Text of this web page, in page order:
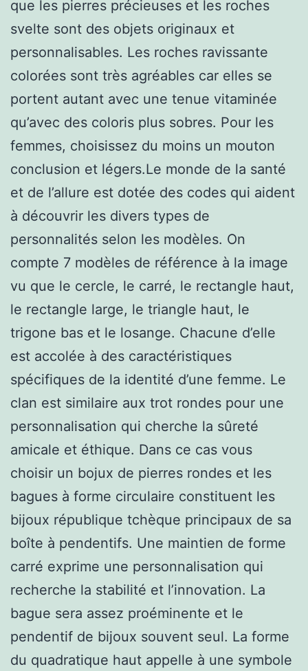
que les pierres précieuses et les roches
svelte sont des objets originaux et
personnalisables. Les roches ravissante
colorées sont très agréables car elles se
portent autant avec une tenue vitaminée
qu’avec des coloris plus sobres. Pour les
femmes, choisissez du moins un mouton
conclusion et légers.Le monde de la santé
et de l’allure est dotée des codes qui aident
à découvrir les divers types de
personnalités selon les modèles. On
compte 7 modèles de référence à la image
vu que le cercle, le carré, le rectangle haut,
le rectangle large, le triangle haut, le
trigone bas et le losange. Chacune d’elle
est accolée à des caractéristiques
spécifiques de la identité d’une femme. Le
clan est similaire aux trot rondes pour une
personnalisation qui cherche la sûreté
amicale et éthique. Dans ce cas vous
choisir un bojux de pierres rondes et les
bagues à forme circulaire constituent les
bijoux république tchèque principaux de sa
boîte à pendentifs. Une maintien de forme
carré exprime une personnalisation qui
recherche la stabilité et l’innovation. La
bague sera assez proéminente et le
pendentif de bijoux souvent seul. La forme
du quadratique haut appelle à une symbole